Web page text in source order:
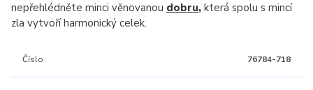
nepřehlédněte minci věnovanou dobru, která spolu s mincí
zla vytvoří harmonický celek.
Číslo 76784-718